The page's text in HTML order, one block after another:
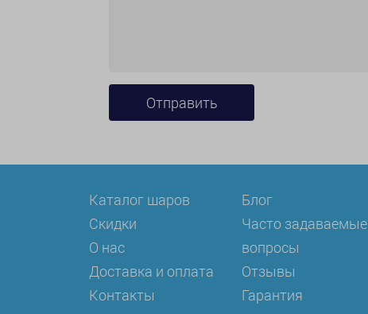
Каталог шаров
Скидки
О нас
Доставка и оплата
Контакты
Блог
Часто задаваемые
вопросы
Отзывы
Гарантия